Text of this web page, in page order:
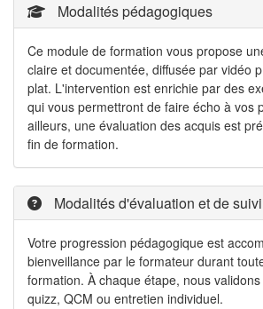
Modalités pédagogiques
Ce module de formation vous propose
claire et documentée, diffusée par vidéo
plat. L'intervention est enrichie par des
qui vous permettront de faire écho à vos
ailleurs, une évaluation des acquis est
fin de formation.
Modalités d'évaluation et de suivi
Votre progression pédagogique est
bienveillance par le formateur durant
formation. À chaque étape, nous
quizz, QCM ou entretien individuel.